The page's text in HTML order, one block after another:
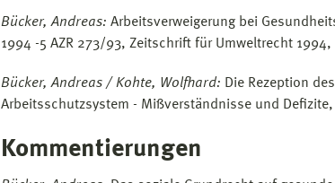
Bücker, Andreas: Arbeitsverweigerung bei
1994 -5 AZR 273/93, Zeitschrift für Umweltrecht
Bücker, Andreas / Kohte, Wolfhard: Die Rezeption
Arbeitsschutzsystem - Mißverständnisse und
Kommentierungen